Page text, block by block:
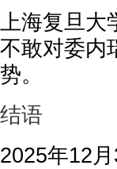
上海复旦大
不敢对委内
势。
结语
2025年12